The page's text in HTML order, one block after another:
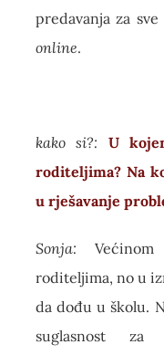
predavanja za
online.
kako si?: U
roditeljima? Na
u rješavanje
Sonja:
roditeljima, no u
da dođu u školu.
suglasnost za